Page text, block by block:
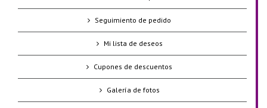
Seguimiento de pedido
Mi lista de deseos
Cupones de descuentos
Galería de fotos